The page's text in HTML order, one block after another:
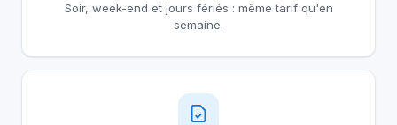
Soir, week-end et jours fériés : même tarif qu'en
semaine.